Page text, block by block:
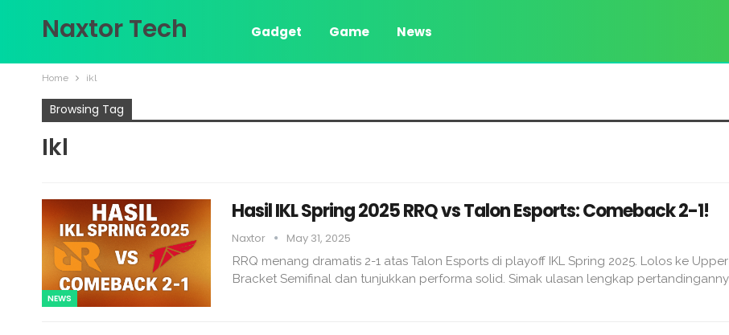
Naxtor Tech Gadget Game News
Home ikl
Browsing Tag
Ikl
NEWS
Hasil IKL Spring 2025 RRQ vs Talon Esports: Comeback 2-1!
Naxtor May 31, 2025
RRQ menang dramatis 2-1 atas Talon Esports di playoff IKL Spring 2025. Lolos ke Upper
Bracket Semifinal dan tunjukkan performa solid. Simak ulasan lengkap